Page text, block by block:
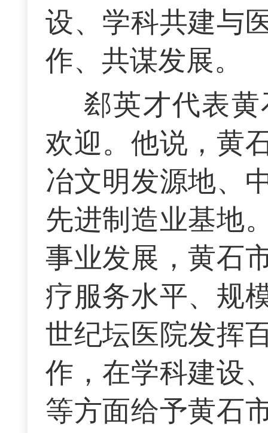
设、学科共建与
作、共谋发展。
郄英才代表
欢迎。他说，黄
冶文明发源地、
先进制造业基地
事业发展，黄石
疗服务水平、规
世纪坛医院发挥
作，在学科建设
等方面给予黄石